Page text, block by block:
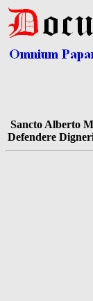
Sancto Alberto
Defendere